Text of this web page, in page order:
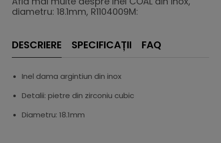
diametru: 18.1mm, R1104009M:
DESCRIERE SPECIFICAȚII FAQ
Inel dama argintiun din inox
Detalii: pietre din zirconiu cubic
Diametru: 18.1mm